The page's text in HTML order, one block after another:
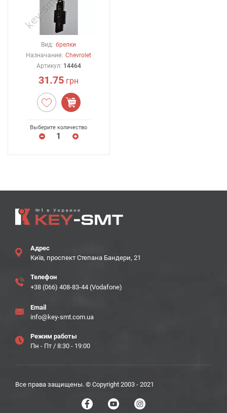
Вид: брелки
Назначание: Chevrolet
Артикул: 14464
31.75 грн
Выберите количество
Адрес
Київ, проспект Степана Бандери, 21
Телефон
+38 (066) 408-83-44 (Vodafone)
Email
info@key-smt.com.ua
Режим работы
Пн - Пт / 8:30 - 19:00
Все права защищены. © Copyright 2003 - 2021